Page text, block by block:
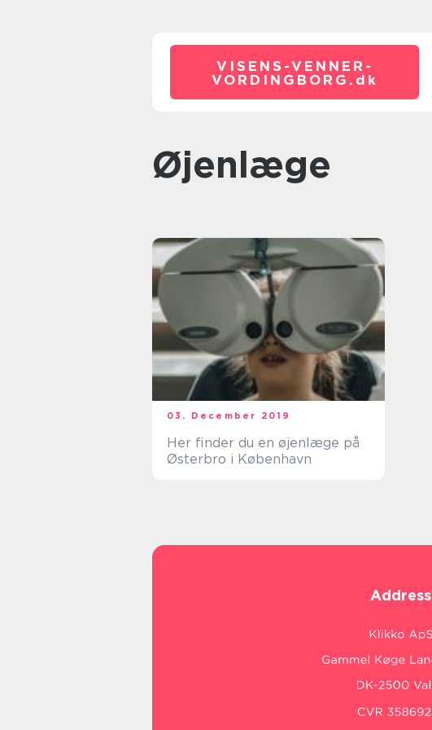
VISENS-VENNER-
VORDINGBORG. dk
øjenlæge
03. December 2019
Her finder du en øjenlæge på
Østerbro i København
Address